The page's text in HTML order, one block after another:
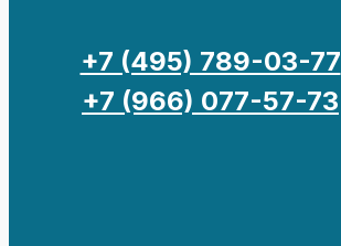
+7 (495) 789-03-77
+7 (966) 077-57-73